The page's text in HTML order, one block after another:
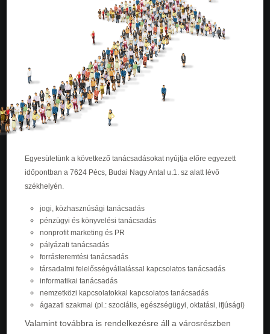
Egyesületünk a következő tanácsadásokat nyújtja előre egyezett
időpontban a 7624 Pécs, Budai Nagy Antal u.1. sz alatt lévő
székhelyén.
jogi, közhasznúsági tanácsadás
pénzügyi és könyvelési tanácsadás
nonprofit marketing és PR
pályázati tanácsadás
forrásteremtési tanácsadás
társadalmi felelősségvállalással kapcsolatos tanácsadás
informatikai tanácsadás
nemzetközi kapcsolatokkal kapcsolatos tanácsadás
ágazati szakmai (pl.: szociális, egészségügyi, oktatási, ifjúsági)
Valamint továbbra is rendelkezésre áll a városrészben